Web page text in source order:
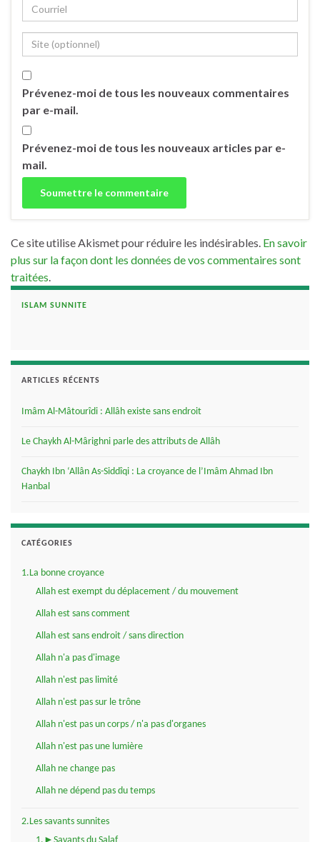
Prévenez-moi de tous les nouveaux commentaires
par e-mail.
Prévenez-moi de tous les nouveaux articles par e-
mail.
Ce site utilise Akismet pour réduire les indésirables. En savoir
plus sur la façon dont les données de vos commentaires sont
traitées
ISLAM SUNNITE
ARTICLES RÉCENTS
Imâm Al-Mâtourîdi : Allâh existe sans endroit
Le Chaykh Al-Mârighni parle des attributs de Allâh
Chaykh Ibn ‘Allân As-Siddîqi : La croyance de l’Imâm Ahmad Ibn
Hanbal
CATÉGORIES
1.La bonne croyance
Allah est exempt du déplacement / du mouvement
Allah est sans comment
Allah est sans endroit / sans direction
Allah n'a pas d'image
Allah n'est pas limité
Allah n'est pas sur le trône
Allah n'est pas un corps / n'a pas d'organes
Allah n'est pas une lumière
Allah ne change pas
Allah ne dépend pas du temps
2.Les savants sunnites